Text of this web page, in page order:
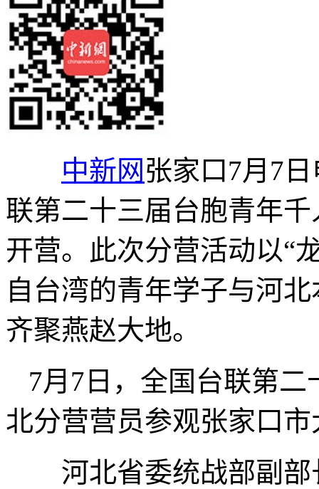
中新网 张家口7月7
联第二十三届台胞青年
开营。此次分营活动以“
自台湾的青年学子与河
齐聚燕赵大地。
7月7日，全国台联第
北分营营员参观张家口
河北省委统战部副部